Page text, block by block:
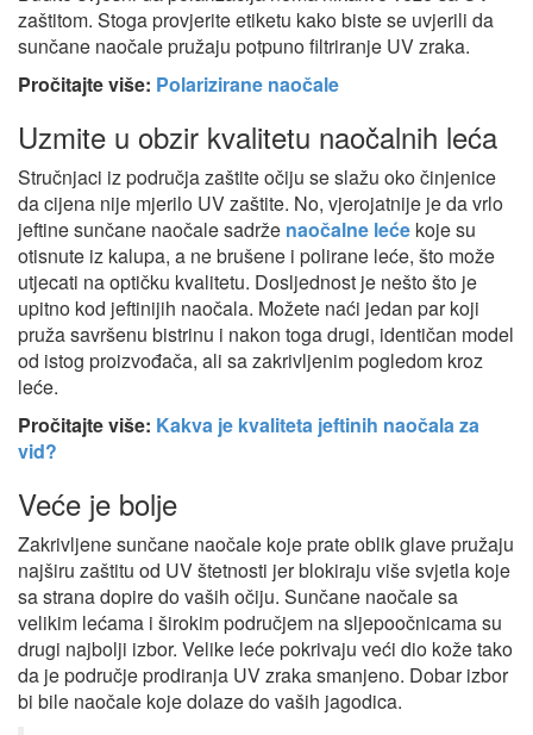
zaštitom. Stoga provjerite etiketu kako biste se uvjerili da
sunčane naočale pružaju potpuno filtriranje UV zraka.
Pročitajte više: Polarizirane naočale
Uzmite u obzir kvalitetu naočalnih leća
Stručnjaci iz područja zaštite očiju se slažu oko činjenice
da cijena nije mjerilo UV zaštite. No, vjerojatnije je da vrlo
jeftine sunčane naočale sadrže naočalne leće koje su
otisnute iz kalupa, a ne brušene i polirane leće, što može
utjecati na optičku kvalitetu. Dosljednost je nešto što je
upitno kod jeftinijih naočala. Možete naći jedan par koji
pruža savršenu bistrinu i nakon toga drugi, identičan model
od istog proizvođača, ali sa zakrivljenim pogledom kroz
leće.
Pročitajte više: Kakva je kvaliteta jeftinih naočala za
vid?
Veće je bolje
Zakrivljene sunčane naočale koje prate oblik glave pružaju
najširu zaštitu od UV štetnosti jer blokiraju više svjetla koje
sa strana dopire do vaših očiju. Sunčane naočale sa
velikim lećama i širokim područjem na sljepoočnicama su
drugi najbolji izbor. Velike leće pokrivaju veći dio kože tako
da je područje prodiranja UV zraka smanjeno. Dobar izbor
bi bile naočale koje dolaze do vaših jagodica.